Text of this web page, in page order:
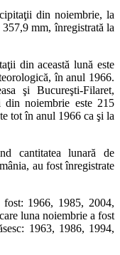
din noiembrie, la
mm, înregistrată la
din această lună este
în anul 1966.
şi Bucureşti-Filaret,
din noiembrie este 215
tot în anul 1966 ca şi la
cantitatea lunară de
au fost înregistrate
1966, 1985, 2004,
luna noiembrie a fost
1963, 1986, 1994,